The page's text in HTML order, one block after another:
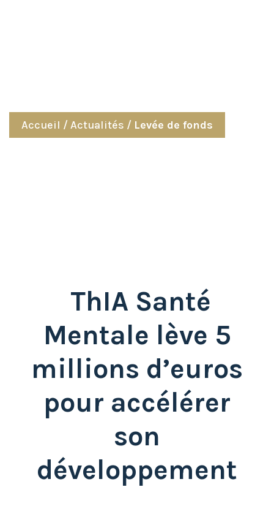
Accueil / Actualités / Levée de fonds
ThIA Santé
Mentale lève 5
millions d’euros
pour accélérer
son
développement